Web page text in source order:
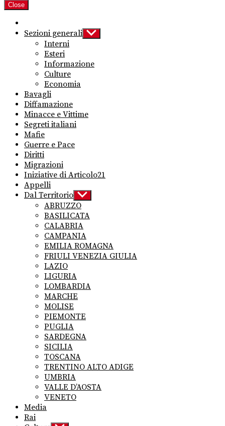
Close
Sezioni generali Show
sub
Interni
Esteri
Informazione
Culture
Economia
Bavagli
Diffamazione
Minacce e Vittime
Segreti italiani
Mafie
Guerre e Pace
Diritti
Migrazioni
Iniziative di Articolo21
Appelli
Dal Territorio Show
sub
menu
ABRUZZO
BASILICATA
CALABRIA
CAMPANIA
EMILIA ROMAGNA
FRIULI VENEZIA GIULIA
LAZIO
LIGURIA
LOMBARDIA
MARCHE
MOLISE
PIEMONTE
PUGLIA
SARDEGNA
SICILIA
TOSCANA
TRENTINO ALTO ADIGE
UMBRIA
VALLE D’AOSTA
VENETO
Media
Rai